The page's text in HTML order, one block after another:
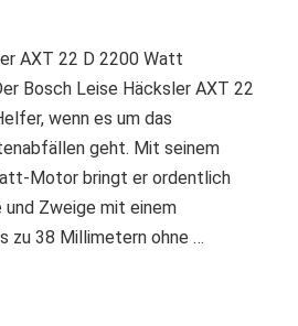
AXT 22 D 2200 Watt
Bosch Leise Häcksler AXT 22
wenn es um das
geht. Mit seinem
Motor bringt er ordentlich
Zweige mit einem
zu 38 Millimetern ohne …